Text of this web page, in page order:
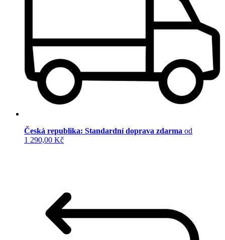
Česká republika: Standardní doprava zdarma od
1 290,00 Kč